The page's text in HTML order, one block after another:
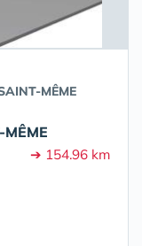
MÊME
➔ 154.96 km